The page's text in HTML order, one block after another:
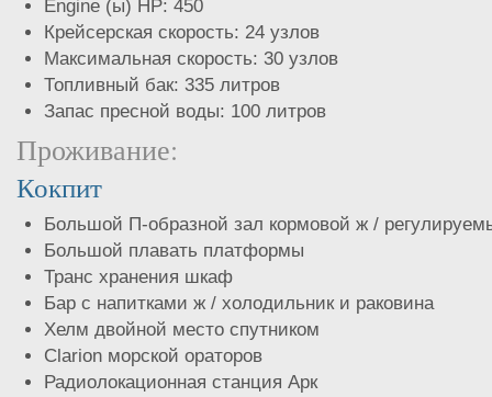
Engine (ы) HP: 450
Крейсерская скорость: 24 узлов
Максимальная скорость: 30 узлов
Топливный бак: 335 литров
Запас пресной воды: 100 литров
Проживание:
Кокпит
Большой П-образной зал кормовой ж /
Большой плавать платформы
Транс хранения шкаф
Бар с напитками ж / холодильник и раковина
Хелм двойной место спутником
Clarion морской ораторов
Радиолокационная станция Арк